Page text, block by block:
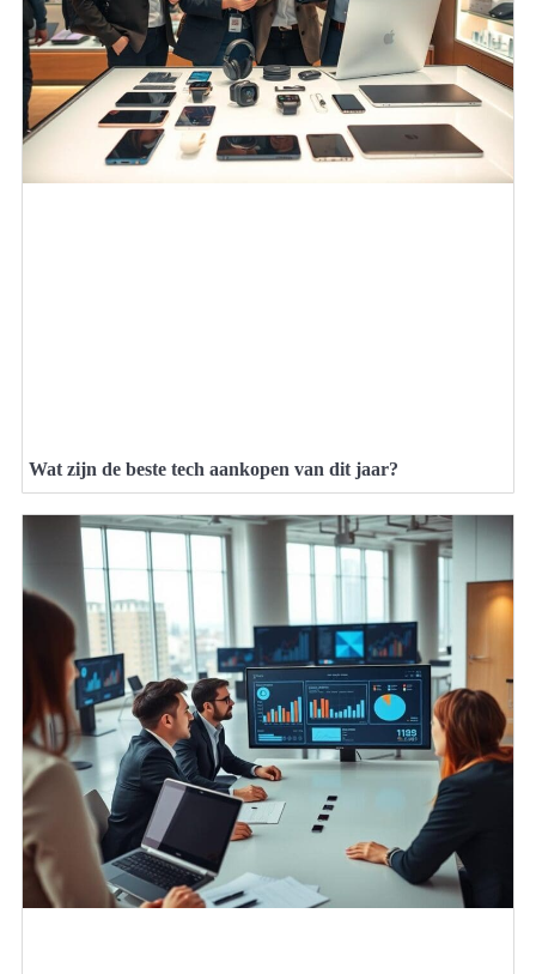
Wat zijn de beste tech aankopen van dit jaar?